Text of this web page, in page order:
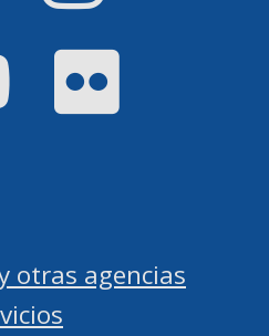
YouTube
otras agencias